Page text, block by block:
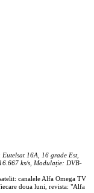
Eutelsat 16A, 16 grade Est,
ks/s, Modulație: DVB-
canalele Alfa Omega TV
doua luni, revista: "Alfa